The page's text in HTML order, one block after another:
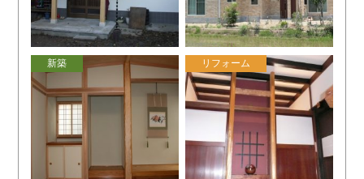
新築 リフォーム